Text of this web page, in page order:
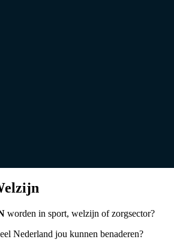
worden in sport, welzijn of zorgsector?
Nederland jou kunnen benaderen?